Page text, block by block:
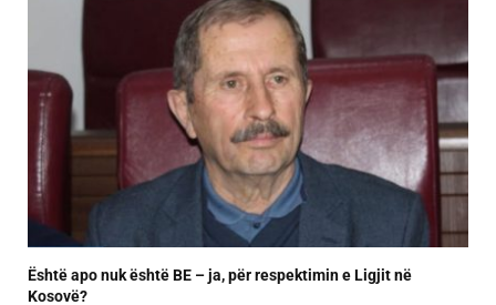
Është apo nuk është BE – ja, për respektimin e Ligjit në
Kosovë?